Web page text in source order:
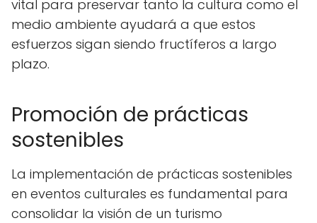
vital para preservar tanto la cultura como el
medio ambiente ayudará a que estos
esfuerzos sigan siendo fructíferos a largo
plazo.
Promoción de prácticas
sostenibles
La implementación de prácticas sostenibles
en eventos culturales es fundamental para
consolidar la visión de un turismo